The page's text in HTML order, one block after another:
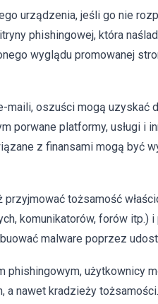
urządzenia, jeśli go nie
phishingowej, która
wyglądu promowanej
maili, oszuści mogą uzyskać
porwane platformy, usługi i
z finansami mogą być
tożsamość
komunikatorów, forów itp.)
malware poprzez
phishingowym, użytkownicy
a nawet kradzieży tożsamości.